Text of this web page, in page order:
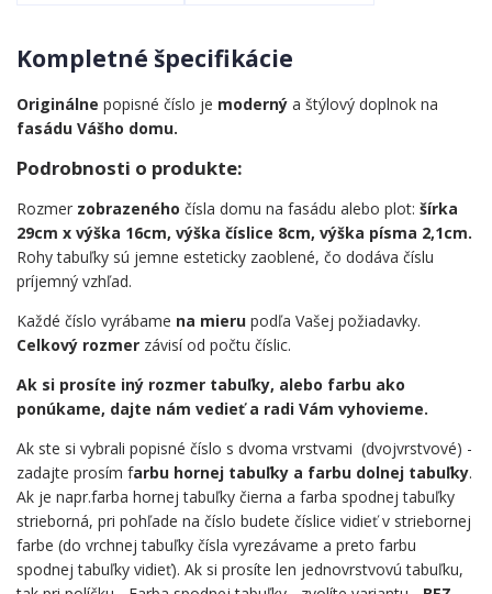
Kompletné špecifikácie
Originálne popisné číslo je moderný a štýlový doplnok na
fasádu Vášho domu.
Podrobnosti o produkte:
Rozmer zobrazeného čísla domu na fasádu alebo plot: šírka
29cm x výška 16cm, výška číslice 8cm, výška písma 2,1cm.
Rohy tabuľky sú jemne esteticky zaoblené, čo dodáva číslu
príjemný vzhľad.
Každé číslo vyrábame na mieru podľa Vašej požiadavky.
Celkový rozmer závisí od počtu číslic.
Ak si prosíte iný rozmer tabuľky, alebo farbu ako
ponúkame, dajte nám vedieť a radi Vám vyhovieme.
Ak ste si vybrali popisné číslo s dvoma vrstvami (dvojvrstvové) -
zadajte prosím farbu hornej tabuľky a farbu dolnej tabuľky.
Ak je napr.farba hornej tabuľky čierna a farba spodnej tabuľky
strieborná, pri pohľade na číslo budete číslice vidieť v striebornej
farbe (do vrchnej tabuľky čísla vyrezávame a preto farbu
spodnej tabuľky vidieť). Ak si prosíte len jednovrstvovú tabuľku,